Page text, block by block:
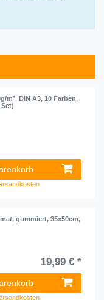
m², DIN A3, 10 Farben,
gummiert, 35x50cm,
19,99 € *